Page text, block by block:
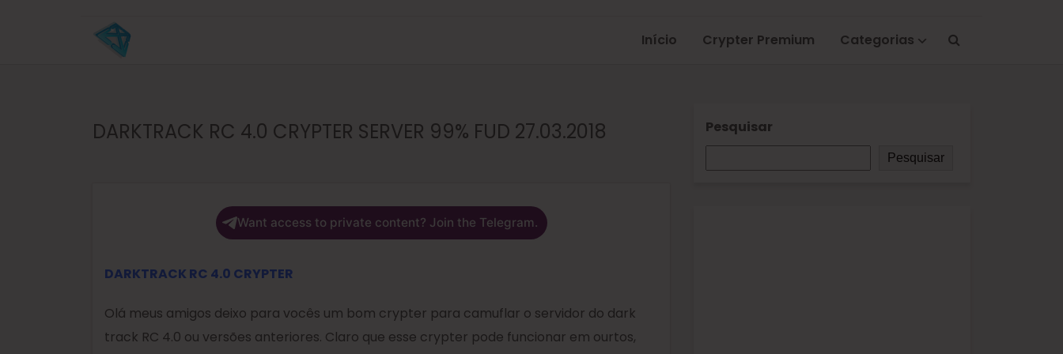
Início Crypter Premium Categorias
DARKTRACK RC 4.0 CRYPTER SERVER 99% FUD 27.03.2018
Want access to private content? Join the Telegram.
DARKTRACK RC 4.0 CRYPTER
Olá meus amigos deixo para vocês um bom crypter para camuflar o servidor do dark
track RC 4.0 ou versões anteriores. Claro que esse crypter pode funcionar em ourtos,
Pesquisar
Pesquisar